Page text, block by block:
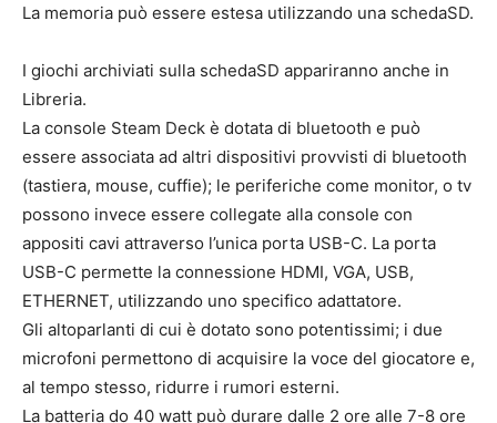
La memoria può essere estesa utilizzando una schedaSD.
I giochi archiviati sulla schedaSD appariranno anche in
Libreria.
La console Steam Deck è dotata di bluetooth e può
essere associata ad altri dispositivi provvisti di bluetooth
(tastiera, mouse, cuffie); le periferiche come monitor, o tv
possono invece essere collegate alla console con
appositi cavi attraverso l’unica porta USB-C. La porta
USB-C permette la connessione HDMI, VGA, USB,
ETHERNET, utilizzando uno specifico adattatore.
Gli altoparlanti di cui è dotato sono potentissimi; i due
microfoni permettono di acquisire la voce del giocatore e,
al tempo stesso, ridurre i rumori esterni.
La batteria do 40 watt può durare dalle 2 ore alle 7-8 ore